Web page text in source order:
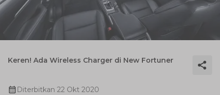
Keren! Ada Wireless Charger di New Fortuner
Diterbitkan 22 Okt 2020